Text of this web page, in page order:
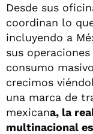
Desde sus
coordinan lo
incluyendo a
sus
consumo
crecimos
una marca de
mexicana, la
multinacional